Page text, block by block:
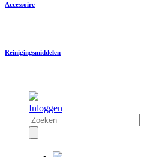
Accessoire
Reinigingsmiddelen
Inloggen